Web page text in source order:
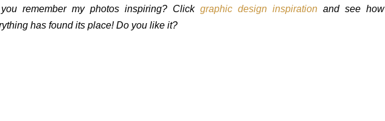
remember my photos inspiring? Click graphic design inspiration and see how
has found its place! Do you like it?